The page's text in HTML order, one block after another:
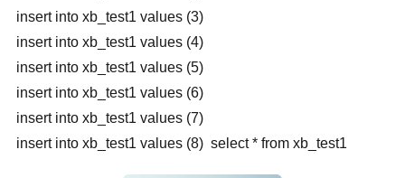
insert into xb_test1 values (3)
insert into xb_test1 values (4)
insert into xb_test1 values (5)
insert into xb_test1 values (6)
insert into xb_test1 values (7)
insert into xb_test1 values (8) select * from xb_test1